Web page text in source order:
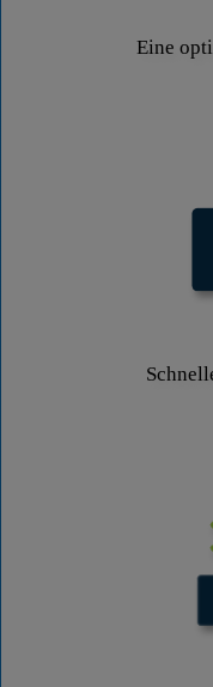
Eine